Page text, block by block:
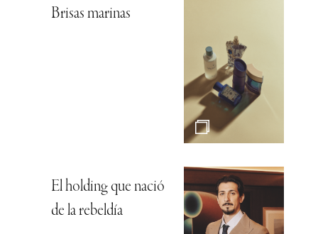
Brisas marinas
El holding que nació
de la rebeldía